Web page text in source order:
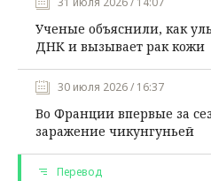
Ученые объяснили, как
ДНК и вызывает рак кожи
30 июля 2026 / 16:37
Во Франции впервые за
заражение чикунгуньей
Перевод